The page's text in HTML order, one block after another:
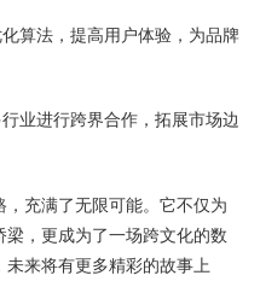
化算法，提高用户体验，为品牌
业进行跨界合作，拓展市场边
充满了无限可能。它不仅为
，更成为了一场跨文化的数
来将有更多精彩的故事上